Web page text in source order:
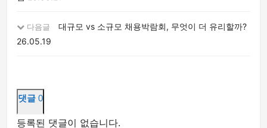
다음글
대규모 vs 소규모 채용박람회, 무엇이 더 유리할까?
26.05.19
댓글 0
등록된 댓글이 없습니다.